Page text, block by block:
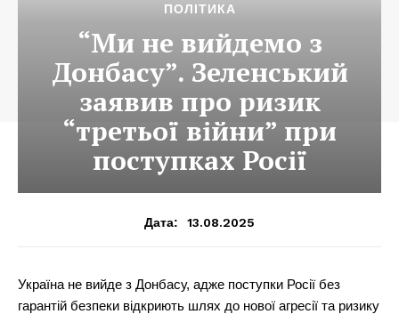
ПОЛІТИКА
“Ми не вийдемо з
Донбасу”. Зеленський
заявив про ризик
“третьої війни” при
поступках Росії
Дата: 13.08.2025
Україна не вийде з Донбасу, адже поступки Росії без
гарантій безпеки відкриють шлях до нової агресії та ризику